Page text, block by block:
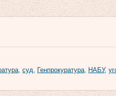
, суд, Генпрокуратура, НАБУ,